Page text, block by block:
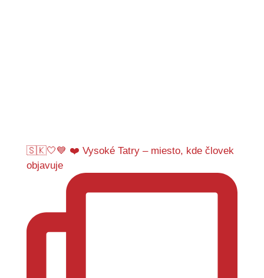
🇸🇰🤍💙 ❤️ Vysoké Tatry – miesto, kde človek
objavuje